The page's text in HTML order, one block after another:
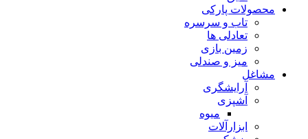
محصولات پارکی
تاب و سرسره
تعادلی ها
زمین بازی
میز و صندلی
مشاغل
آرایشگری
آشپزی
میوه
ابزارآلات